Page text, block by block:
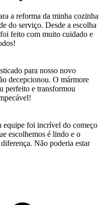
a reforma da minha cozinha
do serviço. Desde a escolha
feito com muito cuidado e
para nosso novo
decepcionou. O mármore
perfeito e transformou
equipe foi incrível do começo
escolhemos é lindo e o
Não poderia estar